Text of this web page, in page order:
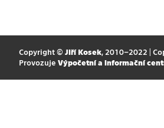
Copyright © Jiří Kosek, 2010–2022 |
Provozuje Výpočetní a informační